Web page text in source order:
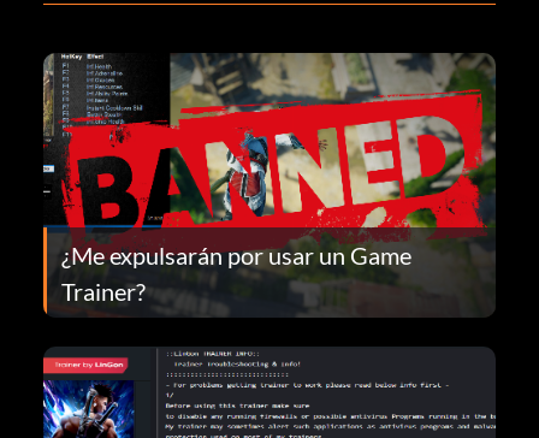
¿Me expulsarán por usar un Game
Trainer?